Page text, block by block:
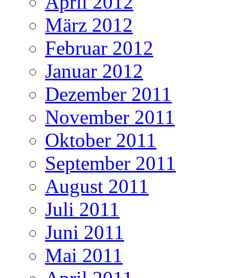
März 2012
Februar 2012
Januar 2012
Dezember 2011
November 2011
Oktober 2011
September 2011
August 2011
Juli 2011
Juni 2011
Mai 2011